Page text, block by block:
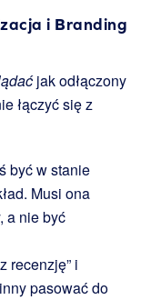
i Branding
jak odłączony
łączyć się z
być w stanie
Musi ona
a nie być
recenzję” i
pasować do